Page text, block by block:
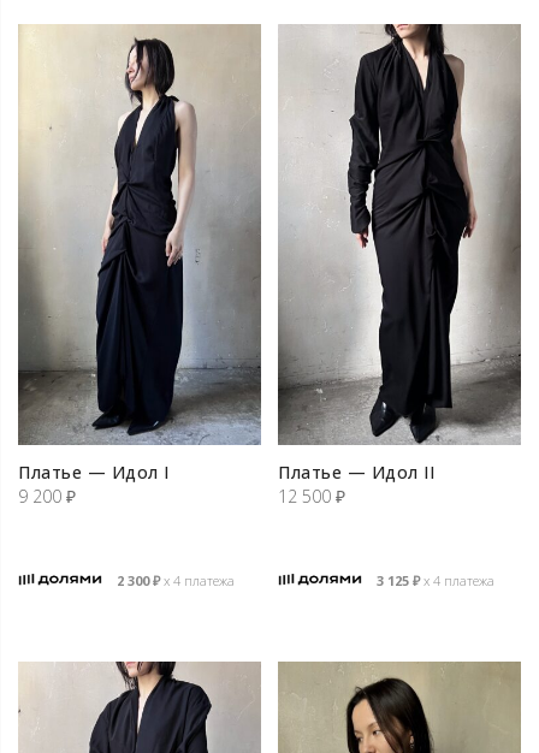
Платье — Идол I
9 200 ₽
2 300₽х 4 платежа
Платье — Идол II
12 500 ₽
3 125 ₽х 4 платежа